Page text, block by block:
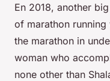
En 2018, another
of marathon
the marathon in
woman who
none other than